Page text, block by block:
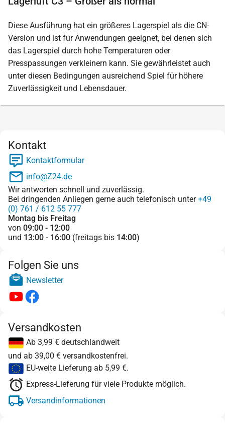
Diese Ausführung hat ein größeres Lagerspiel als die CN-
Version und ist für Anwendungen geeignet, bei denen sich
das Lagerspiel durch hohe Temperaturen oder
Presspassungen verkleinern kann. Sie gewährleistet auch
unter diesen Bedingungen ausreichend Spiel für höhere
Zuverlässigkeit und Lebensdauer.
Kontakt
Kontaktformular
info@Z24.de
Wir antworten schnell und zuverlässig.
Bei dringenden Anliegen gerne auch telefonisch unter+49
(0) 761 / 612 55 777
Montag bis Freitag
von 09:00 - 12:00
und 13:00 - 16:00 (freitags bis 14:00)
Folgen Sie uns
Newsletter
Versandkosten
Ab 3,99 € deutschlandweit
und ab 39,00 € versandkostenfrei.
EU-weite Lieferung ab 5,99 €.
Express-Lieferung für viele Produkte möglich.
Versandinformationen